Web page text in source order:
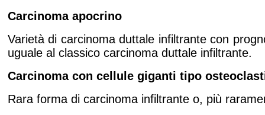
Carcinoma apocrino
Varietà di carcinoma duttale infiltrante con
uguale al classico carcinoma duttale infiltrante.
Carcinoma con cellule giganti tipo
Rara forma di carcinoma infiltrante o, più